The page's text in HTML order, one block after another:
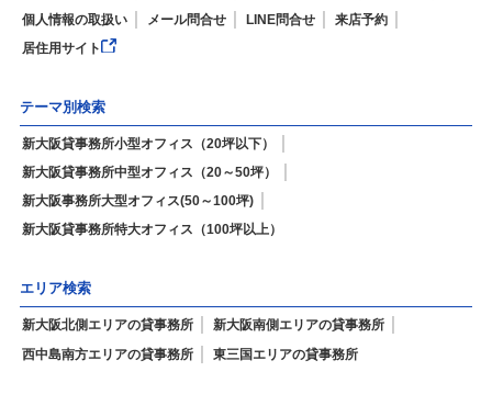
個人情報の取扱い
メール問合せ LINE問合せ
来店予約
居住用サイト
テーマ別検索
新大阪貸事務所小型オフィス（20坪以下）
新大阪貸事務所中型オフィス（20～50坪）
新大阪事務所大型オフィス(50～100坪)
新大阪貸事務所特大オフィス（100坪以上）
エリア検索
新大阪北側エリアの貸事務所
新大阪南側エリアの貸事務所
西中島南方エリアの貸事務所
東三国エリアの貸事務所